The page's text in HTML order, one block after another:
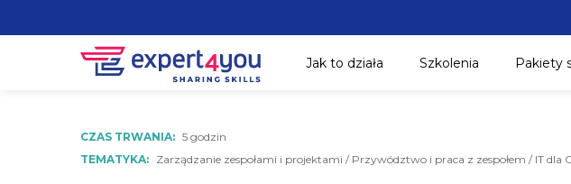
Jak to działa Szkolenia Pakiety
CZAS TRWANIA: 5 godzin
TEMATYKA:
Zarządzanie zespołami i projektami / Przywództwo i praca z zespołem / IT dla